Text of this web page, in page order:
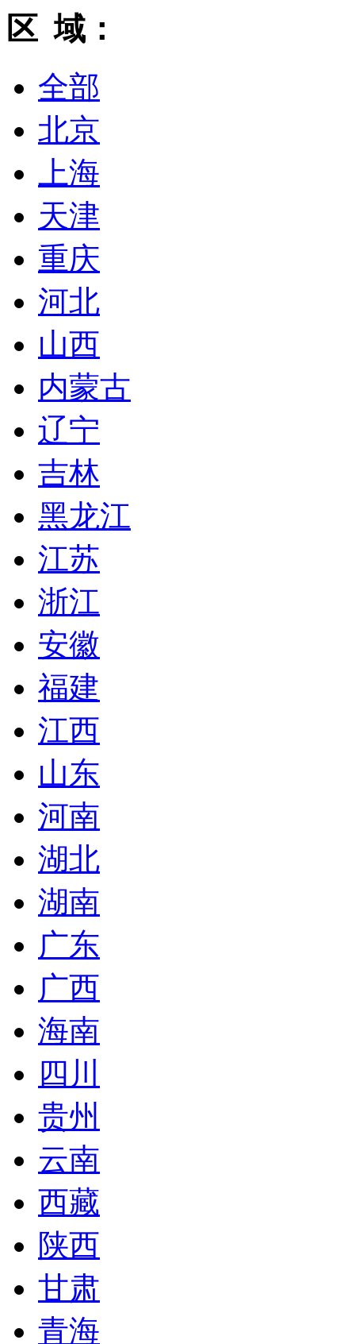
区 域：
全部
北京
上海
天津
重庆
河北
山西
内蒙古
辽宁
吉林
黑龙江
江苏
浙江
安徽
福建
江西
山东
河南
湖北
湖南
广东
广西
海南
四川
贵州
云南
西藏
陕西
甘肃
青海